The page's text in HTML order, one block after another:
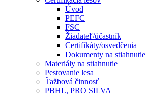
Úvod
PEFC
FSC
Žiadateľ/účastník
Certifikáty/osvedčenia
Dokumenty na stiahnutie
Materiály na stiahnutie
Pestovanie lesa
Ťažbová činnosť
PBHL, PRO SILVA